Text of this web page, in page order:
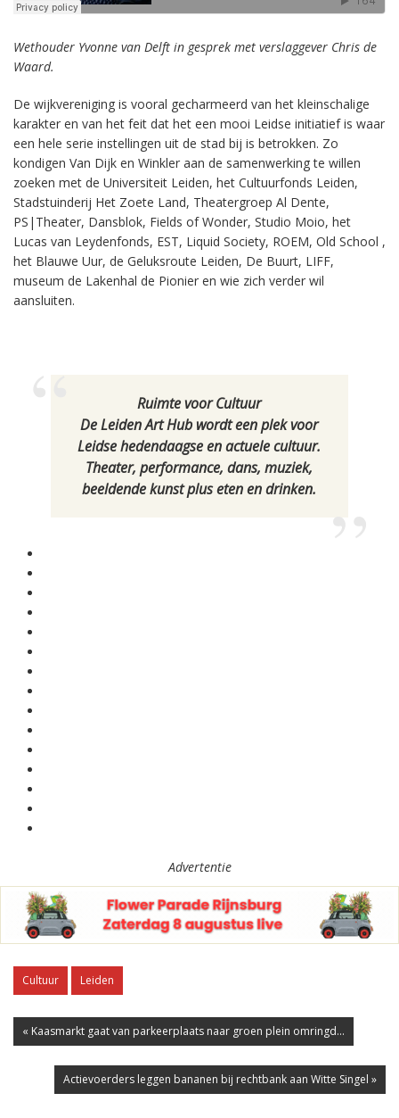
Wethouder Yvonne van Delft in gesprek met verslaggever Chris de
Waard.
De wijkvereniging is vooral gecharmeerd van het kleinschalige
karakter en van het feit dat het een mooi Leidse initiatief is waar
een hele serie instellingen uit de stad bij is betrokken. Zo
kondigen Van Dijk en Winkler aan de samenwerking te willen
zoeken met de Universiteit Leiden, het Cultuurfonds Leiden,
Stadstuinderij Het Zoete Land, Theatergroep Al Dente,
PS|Theater, Dansblok, Fields of Wonder, Studio Moio, het
Lucas van Leydenfonds, EST, Liquid Society, ROEM, Old School ,
het Blauwe Uur, de Geluksroute Leiden, De Buurt, LIFF,
museum de Lakenhal de Pionier en wie zich verder wil
aansluiten.
Ruimte voor Cultuur
De Leiden Art Hub wordt een plek voor
Leidse hedendaagse en actuele cultuur.
Theater, performance, dans, muziek,
beeldende kunst plus eten en drinken.
Advertentie
Cultuur Leiden
« Kaasmarkt gaat van parkeerplaats naar groen plein omringd...
Actievoerders leggen bananen bij rechtbank aan Witte Singel »